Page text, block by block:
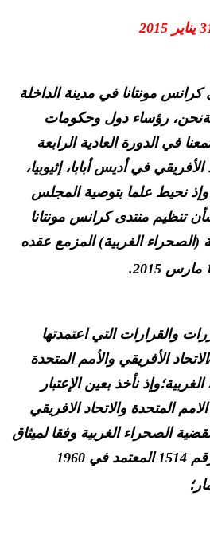
مونتانا في مدينة الداخلة
رؤساء دول وحكومات
في الدورة العادية الرابعة
في أديس أبابا، إثيوبيا،
30 و31 يناير 2015؛وإذ نحيط علما بتوصية المجلس
تنظيم منتدى كرانس مونتانا
(الصحراء الغربية) المزمع عقده
والقرارات التي اعتمدتها
الأفريقي والأمم المتحدة
نأخذ بعين الإعتبار
المتحدة والاتحاد الافريقي
الصحراء الغربية وفقا لميثاق
الأمم المتحدة ولقرارها رقم 1514 المعتمد في 1960